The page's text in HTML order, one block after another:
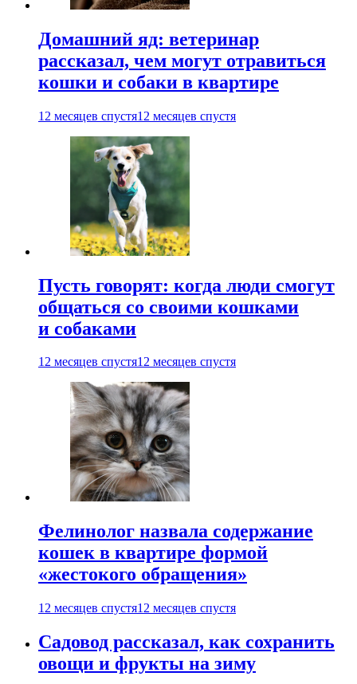
Домашний яд: ветеринар
рассказал, чем могут отравиться
кошки и собаки в квартире
12 месяцев спустя12 месяцев спустя
Пусть говорят: когда люди смогут
общаться со своими кошками
и собаками
12 месяцев спустя12 месяцев спустя
Фелинолог назвала содержание
кошек в квартире формой
«жестокого обращения»
12 месяцев спустя12 месяцев спустя
Садовод рассказал, как сохранить
овощи и фрукты на зиму